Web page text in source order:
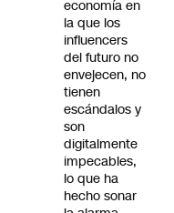
economía en
la que los
influencers
del futuro no
envejecen, no
tienen
escándalos y
son
digitalmente
impecables,
lo que ha
hecho sonar